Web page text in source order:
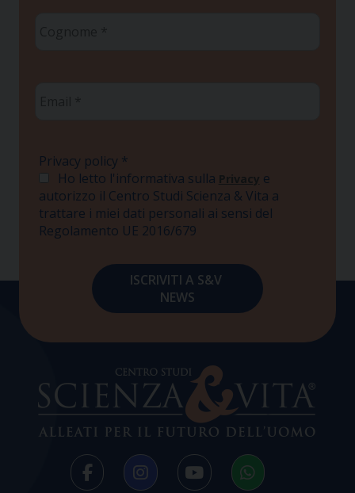
Privacy policy *
Ho letto l'informativa sulla Privacy e
autorizzo il Centro Studi Scienza & Vita a
trattare i miei dati personali ai sensi del
Regolamento UE 2016/679